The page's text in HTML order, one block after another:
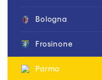
Bologna
Frosinone
Parma